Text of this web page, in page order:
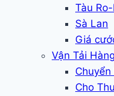
Tàu
Sà Lan
Giá
Vận Tải
Cho